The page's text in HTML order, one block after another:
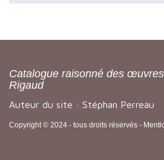
Catalogue raisonné des
Rigaud
Auteur du site : Stéphan Perreau
Copyright © 2024 - tous droits réservés -